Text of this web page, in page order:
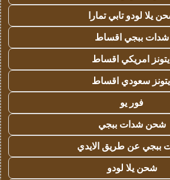
يلا لودو تابي تمارا
شدات ببجي اقساط
امريكي اقساط
سعودي اقساط
فور يو
شحن شدات ببجي
ببجي عن طريق الايدي
شحن يلا لودو